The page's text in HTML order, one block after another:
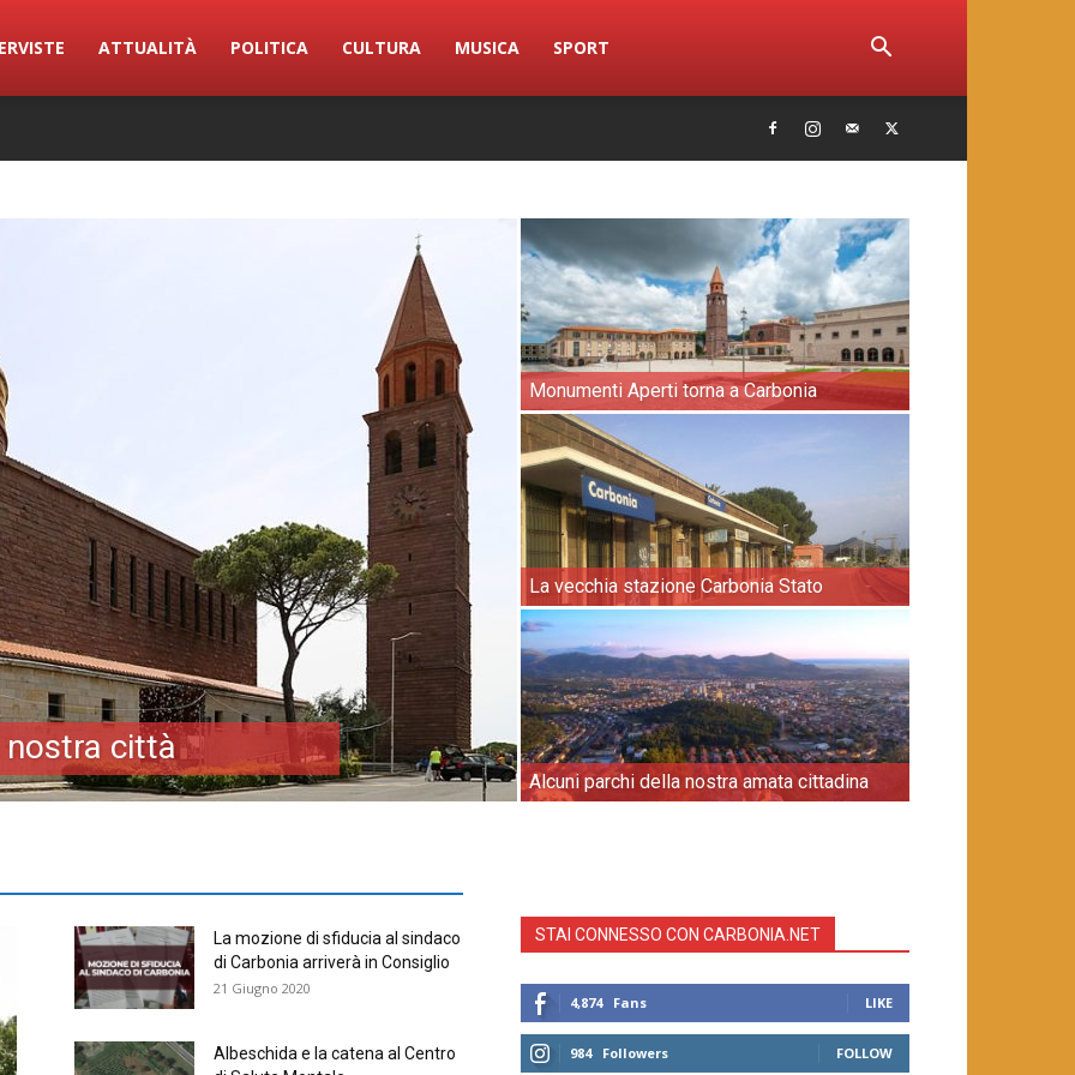
ATTUALITÀ POLITICA CULTURA MUSICA SPORT
città
Monumenti Aperti torna a Carbonia
La vecchia stazione Carbonia Stato
Alcuni parchi della nostra amata cittadina
Una RoadMap per il Piano Sulcis
La mozione di sfiducia al sindaco
di Carbonia arriverà in Consiglio
21 Giugno 2020
Albeschida e la catena al Centro
STAI CONNESSO CON CARBONIA.NET
4,874 Fans LIKE
984 Followers FOLLOW